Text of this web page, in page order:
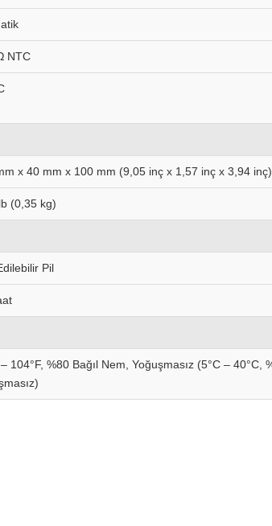
NTC
x 40 mm x 100 mm (9,05 inç x 1,57 inç x 3,94
(0,35 kg)
Pil
104°F, %80 Bağıl Nem, Yoğuşmasız (5°C – 40°C,